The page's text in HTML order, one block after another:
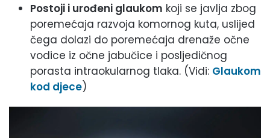
Postoji i urođeni glaukom koji se javlja zbog
poremećaja razvoja komornog kuta, uslijed
čega dolazi do poremećaja drenaže očne
vodice iz očne jabučice i posljedičnog
porasta intraokularnog tlaka. (Vidi: Glaukom
kod djece)